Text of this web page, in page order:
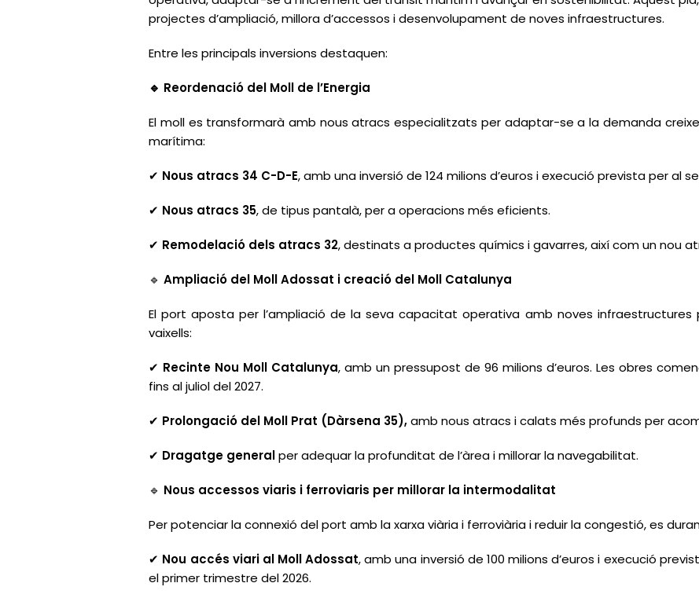
projectes d’ampliació, millora d’accessos i desenvolupament de noves infraestructures.
Entre les principals inversions destaquen:
🔹 Reordenació del Moll de l’Energia
El moll es transformarà amb nous atracs especialitzats per adaptar-se a la demanda
marítima:
✔ Nous atracs 34 C-D-E, amb una inversió de 124 milions d’euros i execució prevista per al
✔ Nous atracs 35, de tipus pantalà, per a operacions més eficients.
✔ Remodelació dels atracs 32, destinats a productes químics i gavarres, així com un nou
🔹 Ampliació del Moll Adossat i creació del Moll Catalunya
El port aposta per l’ampliació de la seva capacitat operativa amb noves
vaixells:
✔ Recinte Nou Moll Catalunya, amb un pressupost de 96 milions d’euros. Les obres
fins al juliol del 2027.
✔ Prolongació del Moll Prat (Dàrsena 35),amb nous atracs i calats més profunds per
✔ Dragatge generalper adequar la profunditat de l’àrea i millorar la navegabilitat.
🔹 Nous accessos viaris i ferroviaris per millorar la intermodalitat
Per potenciar la connexió del port amb la xarxa viària i ferroviària i reduir la congestió, es
✔ Nou accés viari al Moll Adossat, amb una inversió de 100 milions d’euros i execució
el primer trimestre del 2026.